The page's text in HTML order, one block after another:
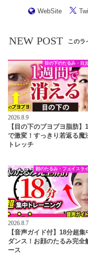
WebSite
NEW POST このラ
目の下のたるみ・目
2026.8.9
【目の下のブヨブヨ脂肪】
で激変！すっきり若返る魔
トレッチ
顔のたるみ・フェイスラ
2026.8.7
【音声ガイド付】18分超集
ダンス！お顔のたるみ完全
ース